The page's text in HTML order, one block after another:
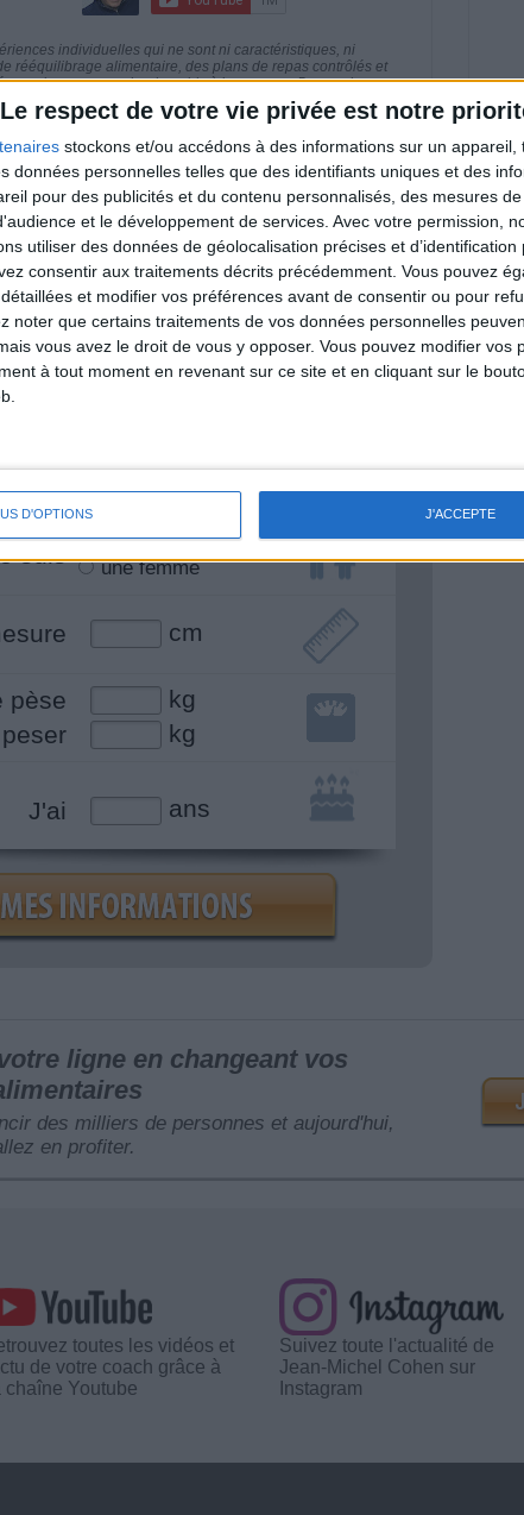
Le respect de votre vie privée est notre
stockons et/ou accédons à des informations sur un appareil,
données personnelles telles que des identifiants uniques et des
pour des publicités et du contenu personnalisés, des mesures
et le développement de services. Avec votre permission,
utiliser des données de géolocalisation précises et d’identification
consentir aux traitements décrits précédemment. Vous pouvez
et modifier vos préférences avant de consentir ou pour
noter que certains traitements de vos données personnelles
vous avez le droit de vous y opposer. Vous pouvez modifier vos
à tout moment en revenant sur ce site et en cliquant sur le
D'OPTIONS J'ACCEPTE
individuelles qui ne sont ni caractéristiques, ni
rééquilibrage alimentaire, des plans de repas contrôlés et
pour perdre du poids à long terme. Demandez
d'entreprendre un régime amincissant, un programme
Motivation Voir tout
de la Communauté Savoir Maigrir vous
rapprocher sereinement de votre objectif
minceur(env. 2 min)
suis
un homme
une femme
cm
pèse
kg
kg
J'ai ans
ligne en changeant vos
des milliers de personnes et aujourd'hui,
en profiter.
toutes les vidéos et
de votre coach grâce à
chaîne Youtube
Suivez toute l'actualité de
Jean-Michel Cohen sur
Instagram